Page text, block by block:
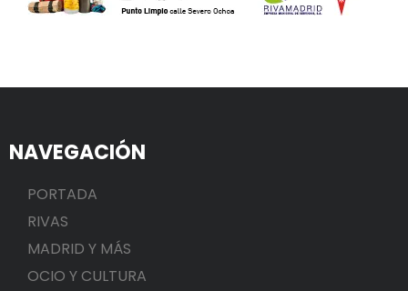
NAVEGACIÓN
PORTADA
RIVAS
MADRID Y MÁS
OCIO Y CULTURA